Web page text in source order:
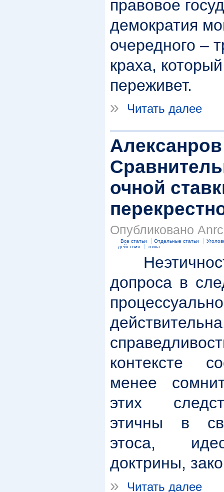
правовое
демократия
очередного –
краха,
переживет.
»
Читать далее
очной
Опубликовано
Все статьи Отдельные статьи
действия
этика
допроса в
контексте
менее
этих
этичны в
этоса,
доктрины,
»
Читать далее